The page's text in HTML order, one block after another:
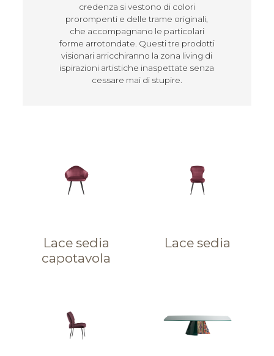
credenza si vestono di colori
prorompenti e delle trame originali,
che accompagnano le particolari
forme arrotondate. Questi tre prodotti
visionari arricchiranno la zona living di
ispirazioni artistiche inaspettate senza
cessare mai di stupire.
Lace sedia
capotavola
Lace sedia